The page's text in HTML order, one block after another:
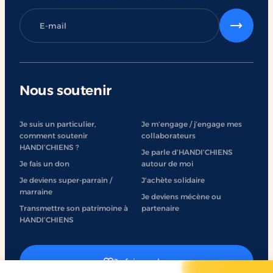
Nous soutenir
Je suis un particulier,
comment soutenir
HANDI’CHIENS ?
Je fais un don
Je deviens super-parrain /
marraine
Transmettre son patrimoine à
HANDI’CHIENS
Je m’engage / j’engage mes
collaborateurs
Je parle d’HANDI’CHIENS
autour de moi
J'achète solidaire
Je deviens mécène ou
partenaire
Je fais un don